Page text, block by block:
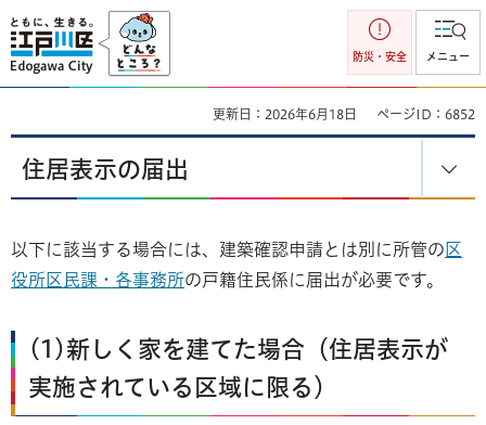
江戸川区
防災・安全 メニュー
更新日：2026年6月18日 ページID：6852
住居表示の届出
以下に該当する場合には、建築確認申請とは別に所管の 区
役所区民課・各事務所の戸籍住民係に届出が必要です。
(1)新しく家を建てた場合（住居表示が
実施されている区域に限る）